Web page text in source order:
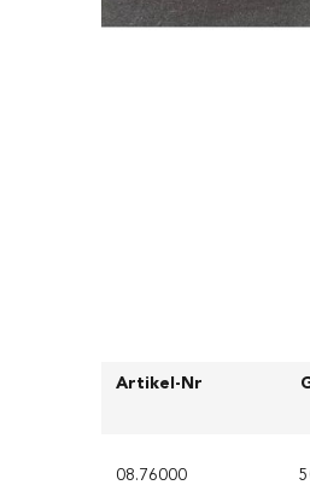
Artikel-Nr
08.76000